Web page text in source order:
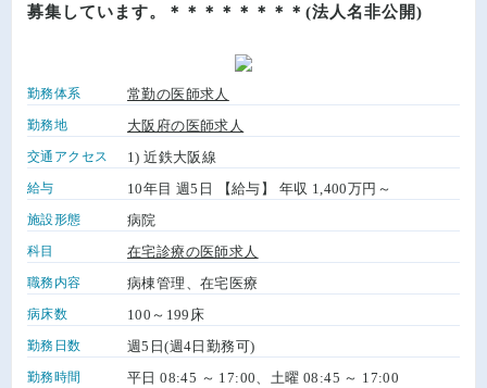
募集しています。＊＊＊＊＊＊＊＊(法人名非公開)
勤務体系 常勤の医師求人
勤務地 大阪府の医師求人
交通アクセス 1) 近鉄大阪線
給与 10年目 週5日 【給与】 年収 1,400万円～
施設形態 病院
科目 在宅診療の医師求人
職務内容 病棟管理、在宅医療
病床数 100～199床
勤務日数 週5日(週4日勤務可)
勤務時間 平日 08:45 ～ 17:00、土曜 08:45 ～ 17:00